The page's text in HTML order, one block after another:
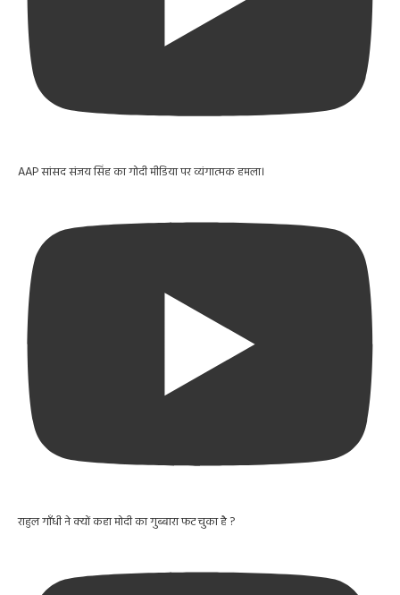
AAP सांसद संजय सिंह का गोदी मीडिया पर व्यंगात्मक हमला।
राहुल गाँधी ने क्यों कहा मोदी का गुब्बारा फट चुका है ?